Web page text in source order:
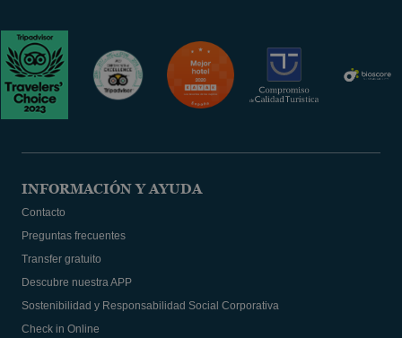
INFORMACIÓN Y AYUDA
Contacto
Preguntas frecuentes
Transfer gratuito
Descubre nuestra APP
Sostenibilidad y Responsabilidad Social Corporativa
Check in Online